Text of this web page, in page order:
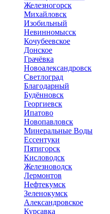
Железногорск
Михайловск
Изобильный
Невинномысск
Кочубеевское
Донское
Грачёвка
Новоалександровск
Светлоград
Благодарный
Будённовск
Георгиевск
Ипатово
Новопавловск
Минеральные Воды
Ессентуки
Пятигорск
Кисловодск
Железноводск
Лермонтов
Нефтекумск
Зеленокумск
Александровское
Курсавка